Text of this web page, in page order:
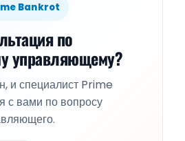
Bankrot
по
управляющему?
и специалист Prime
с вами по вопросу